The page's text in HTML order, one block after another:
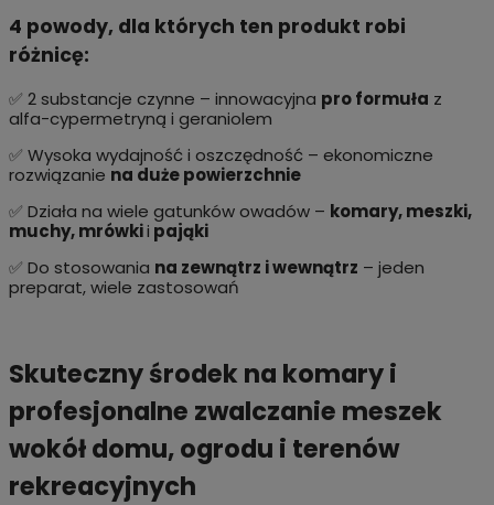
4 powody, dla których ten produkt robi
różnicę:
✅ 2 substancje czynne – innowacyjna pro formuła z
alfa-cypermetryną i geraniolem
✅ Wysoka wydajność i oszczędność – ekonomiczne
rozwiązanie na duże powierzchnie
✅ Działa na wiele gatunków owadów – komary, meszki,
muchy, mrówkii pająki
✅ Do stosowania na zewnątrz i wewnątrz – jeden
preparat, wiele zastosowań
Skuteczny środek na komary i
profesjonalne zwalczanie meszek
wokół domu, ogrodu i terenów
rekreacyjnych